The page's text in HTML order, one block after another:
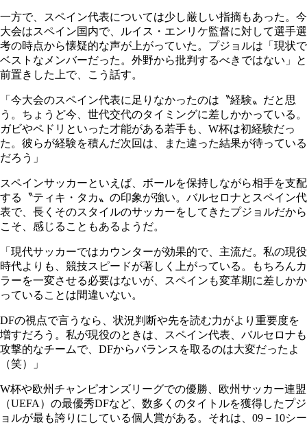
一方で、スペイン代表については少し厳しい指摘もあった。今
大会はスペイン国内で、ルイス・エンリケ監督に対して選手選
考の時点から懐疑的な声が上がっていた。プジョルは「現状で
ベストなメンバーだった。外野から批判するべきではない」と
前置きした上で、こう話す。
「今大会のスペイン代表に足りなかったのは〝経験〟だと思
う。ちょうど今、世代交代のタイミングに差しかかっている。
ガビやペドリといった才能がある若手も、W杯は初経験だっ
た。彼らが経験を積んだ次回は、また違った結果が待っている
だろう」
スペインサッカーといえば、ボールを保持しながら相手を支配
する〝ティキ・タカ〟の印象が強い。バルセロナとスペイン代
表で、長くそのスタイルのサッカーをしてきたプジョルだから
こそ、感じることもあるようだ。
「現代サッカーではカウンターが効果的で、主流だ。私の現役
時代よりも、競技スピードが著しく上がっている。もちろんカ
ラーを一変させる必要はないが、スペインも変革期に差しかか
っていることは間違いない。
DFの視点で言うなら、状況判断や先を読む力がより重要度を
増すだろう。私が現役のときは、スペイン代表、バルセロナも
攻撃的なチームで、DFからバランスを取るのは大変だったよ
（笑）」
W杯や欧州チャンピオンズリーグでの優勝、欧州サッカー連盟
（UEFA）の最優秀DFなど、数多くのタイトルを獲得したプジ
ョルが最も誇りにしている個人賞がある。それは、09－10シー